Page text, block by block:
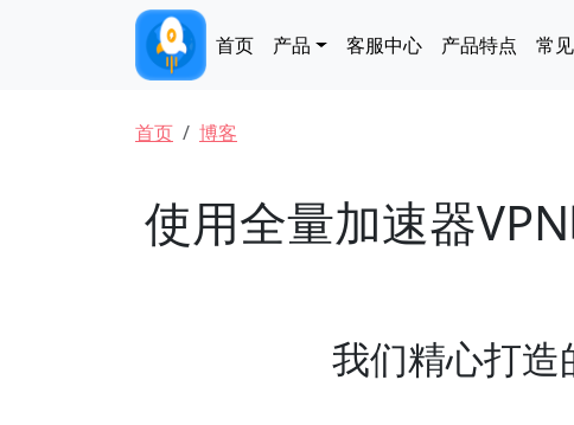
Main navigation
首页 产品 客服中心 产品特点 常
面包屑
首页 博客
使用全量加速器
我们精心打造